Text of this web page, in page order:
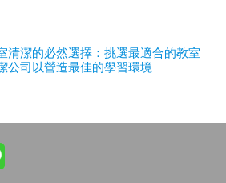
清潔的必然選擇：挑選最適合的教室
公司以營造最佳的學習環境